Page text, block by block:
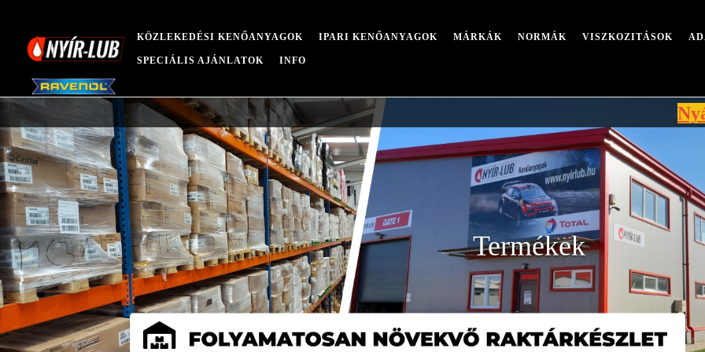
KÖZLEKEDÉSI KENŐANYAGOK IPARI KENŐANYAGOK MÁRKÁK NORMÁK VISZKOZITÁSOK
SPECIÁLIS AJÁNLATOK INFO
Nyári
Termékek